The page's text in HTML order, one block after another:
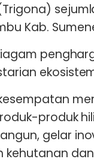
Kab.
produk
gelar
kehutanan dan